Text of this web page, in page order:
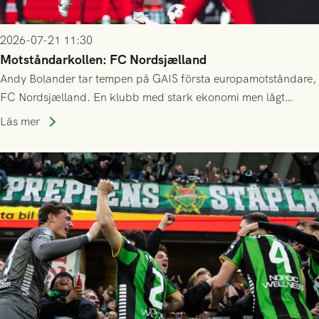
2026-07-21 11:30
Motståndarkollen: FC Nordsjælland
Andy Bolander tar tempen på GAIS första europamotståndare,
FC Nordsjælland. En klubb med stark ekonomi men lågt
publiksnitt, ett lag med både kollektiv styrka och individuell
Läs mer